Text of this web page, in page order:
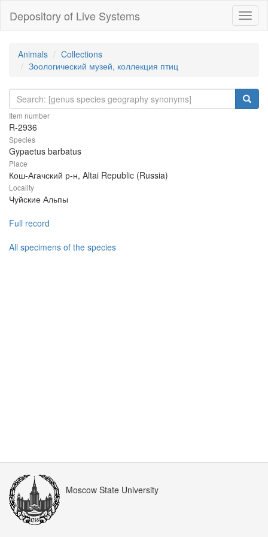
Depository of Live Systems
Animals
Collections
Зоологический музей, коллекция птиц
Item number
R-2936
Species
Gypaetus barbatus
Place
Кош-Агачский р-н, Altai Republic (Russia)
Locality
Чуйские Альпы
Full record
All specimens of the species
Moscow State University